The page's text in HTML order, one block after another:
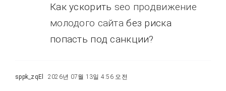
Как ускорить seo продвижение
молодого сайта без риска
попасть под санкции?
sppk_zqEl 2026년 07월 13일 4:56 오전